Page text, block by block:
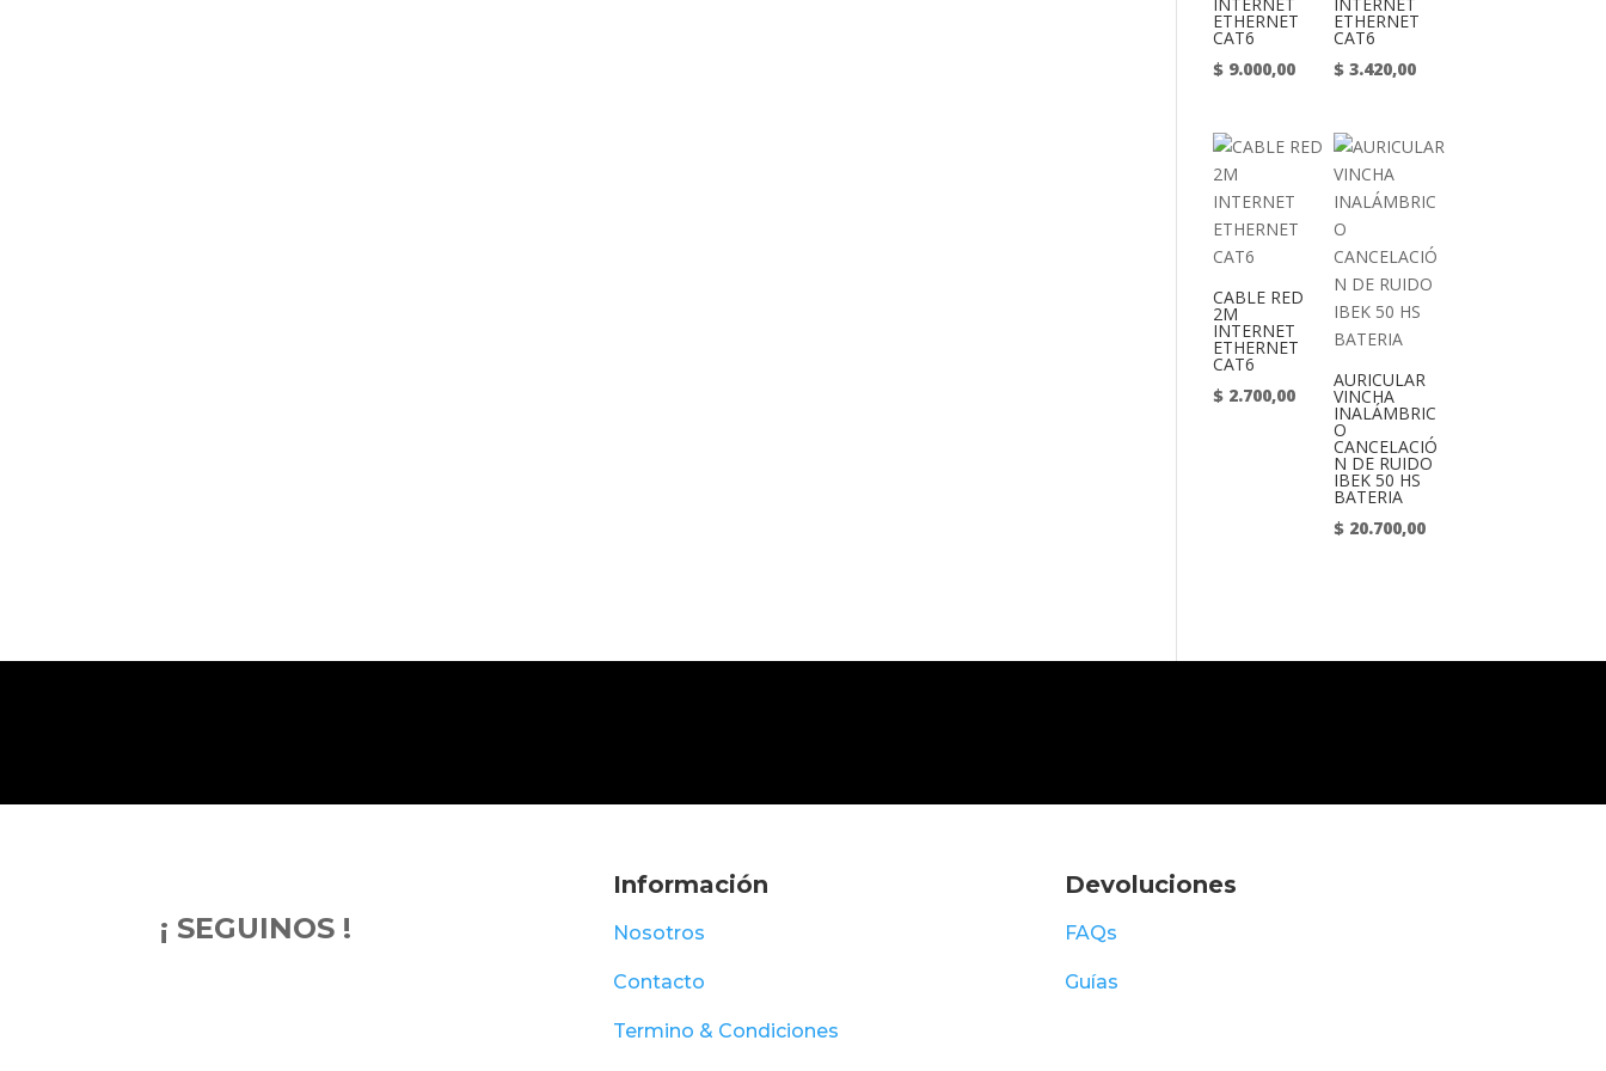
ETHERNET
CAT6
$ 9.000,00
ETHERNET
CAT6
$ 3.420,00
CABLE RED
2M
INTERNET
ETHERNET
CAT6
$ 2.700,00
AURICULAR
VINCHA
INALÁMBRIC
O
CANCELACIÓ
N DE RUIDO
IBEK 50 HS
BATERIA
$ 20.700,00
¡ SEGUINOS !
Información
Nosotros
Contacto
Termino & Condiciones
Devoluciones
FAQs
Guías